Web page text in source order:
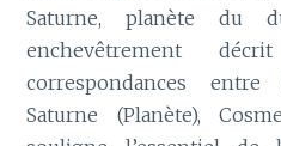
Saturne, planète du
enchevêtrement
correspondances entre
Saturne (Planète),